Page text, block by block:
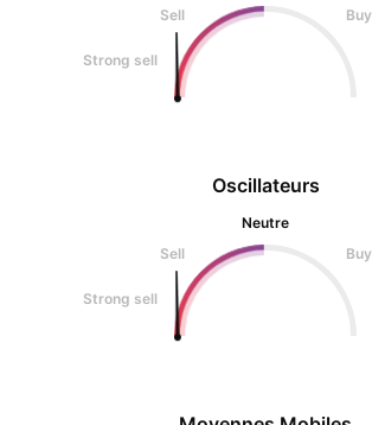
Oscillateurs
Neutre
Sell
Buy
Strong sell
Sell
Buy
Strong sell